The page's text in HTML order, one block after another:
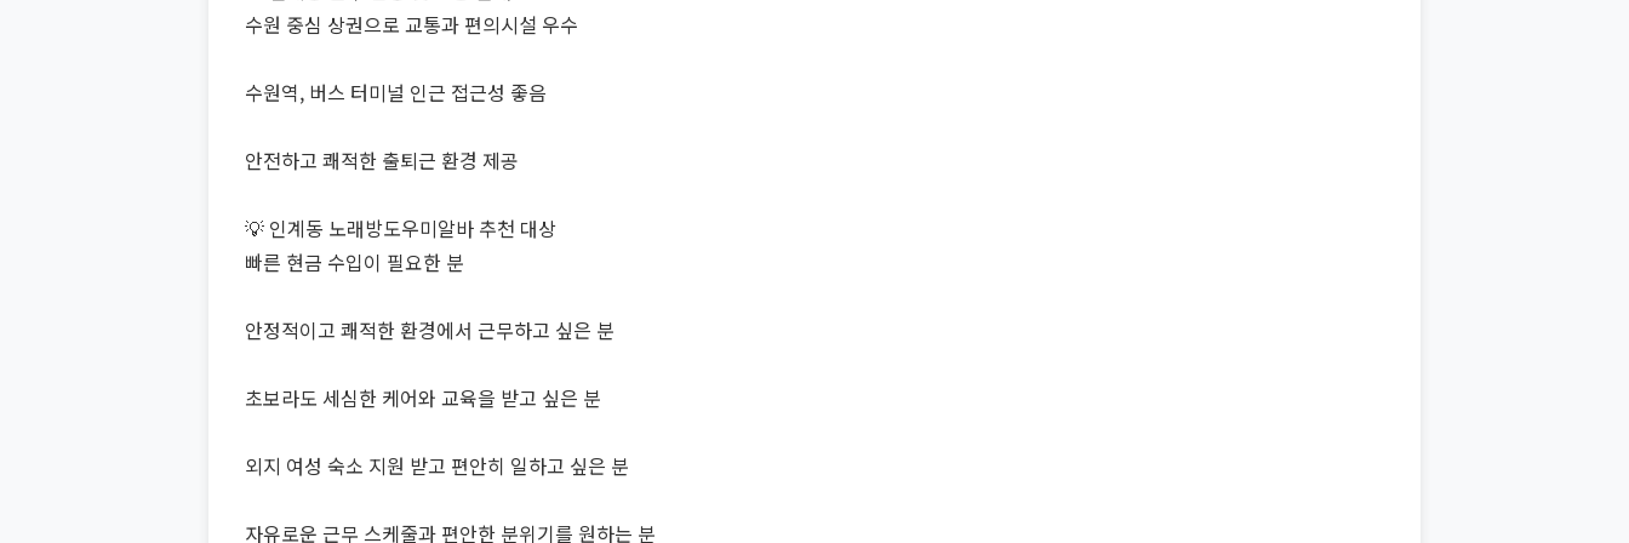
수원 중심 상권으로 교통과 편의시설 우수
수원역, 버스 터미널 인근 접근성 좋음
안전하고 쾌적한 출퇴근 환경 제공
💡 인계동 노래방도우미알바 추천 대상
빠른 현금 수입이 필요한 분
안정적이고 쾌적한 환경에서 근무하고 싶은 분
초보라도 세심한 케어와 교육을 받고 싶은 분
외지 여성 숙소 지원 받고 편안히 일하고 싶은 분
자유로운 근무 스케줄과 편안한 분위기를 원하는 분